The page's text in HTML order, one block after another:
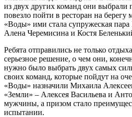
из двух других команд они выбрали
повезло пойти в ресторан на
«Воды» ими стала супружеская
Алена Черемисина и Костя
Ребята отправились не только
серьезное решение, о чем они,
нужно было выбрать двух самых
своих команд, которые пойдут на
«Воды» назначили Михаила
«Земли» – Алексея Васильева и
мужчины, а призом стало
испытании.